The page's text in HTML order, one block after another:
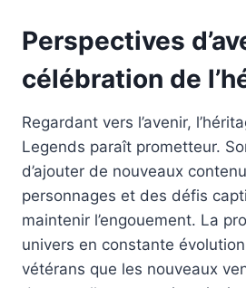
Perspectives
célébration de
Regardant vers l’avenir,
Legends paraît prometteur.
d’ajouter de nouveaux
personnages et des défis
maintenir l’engouement. La
univers en constante
vétérans que les nouveaux